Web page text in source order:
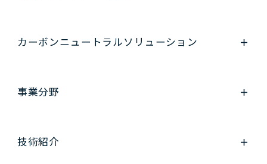
カーボンニュートラルソリューション
事業分野
技術紹介